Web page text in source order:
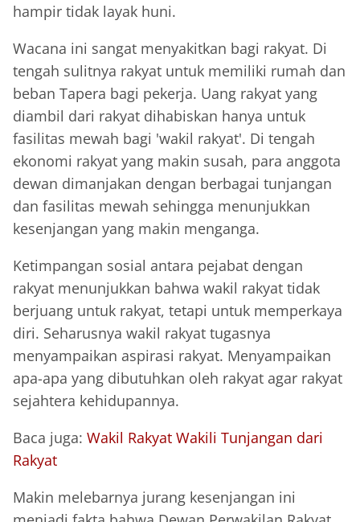
hampir tidak layak huni.
Wacana ini sangat menyakitkan bagi rakyat. Di
tengah sulitnya rakyat untuk memiliki rumah dan
beban Tapera bagi pekerja. Uang rakyat yang
diambil dari rakyat dihabiskan hanya untuk
fasilitas mewah bagi 'wakil rakyat'. Di tengah
ekonomi rakyat yang makin susah, para anggota
dewan dimanjakan dengan berbagai tunjangan
dan fasilitas mewah sehingga menunjukkan
kesenjangan yang makin menganga.
Ketimpangan sosial antara pejabat dengan
rakyat menunjukkan bahwa wakil rakyat tidak
berjuang untuk rakyat, tetapi untuk memperkaya
diri. Seharusnya wakil rakyat tugasnya
menyampaikan aspirasi rakyat. Menyampaikan
apa-apa yang dibutuhkan oleh rakyat agar rakyat
sejahtera kehidupannya.
Baca juga: Wakil Rakyat Wakili Tunjangan dari
Rakyat
Makin melebarnya jurang kesenjangan ini